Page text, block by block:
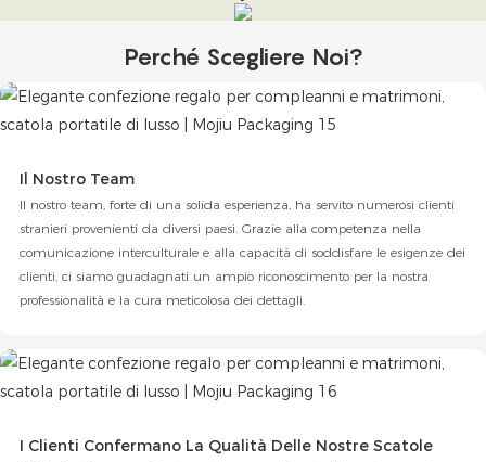
Perché Scegliere Noi?
Il Nostro Team
Il nostro team, forte di una solida esperienza, ha servito numerosi clienti
stranieri provenienti da diversi paesi. Grazie alla competenza nella
comunicazione interculturale e alla capacità di soddisfare le esigenze dei
clienti, ci siamo guadagnati un ampio riconoscimento per la nostra
professionalità e la cura meticolosa dei dettagli.
I Clienti Confermano La Qualità Delle Nostre Scatole